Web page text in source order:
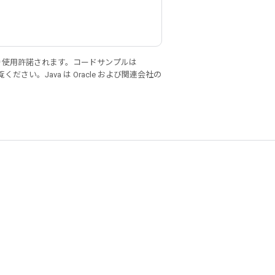
使用許諾されます。コードサンプルは
ください。Java は Oracle および関連会社の